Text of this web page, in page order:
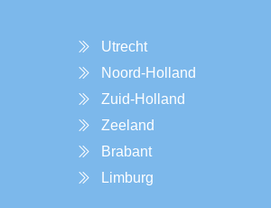
Utrecht
Noord-Holland
Zuid-Holland
Zeeland
Brabant
Limburg